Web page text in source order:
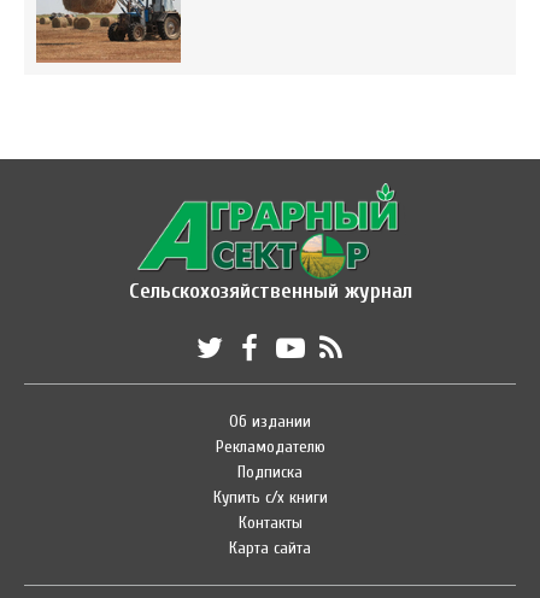
Сельскохозяйственный журнал
Об издании
Рекламодателю
Подписка
Купить с/х книги
Контакты
Карта сайта